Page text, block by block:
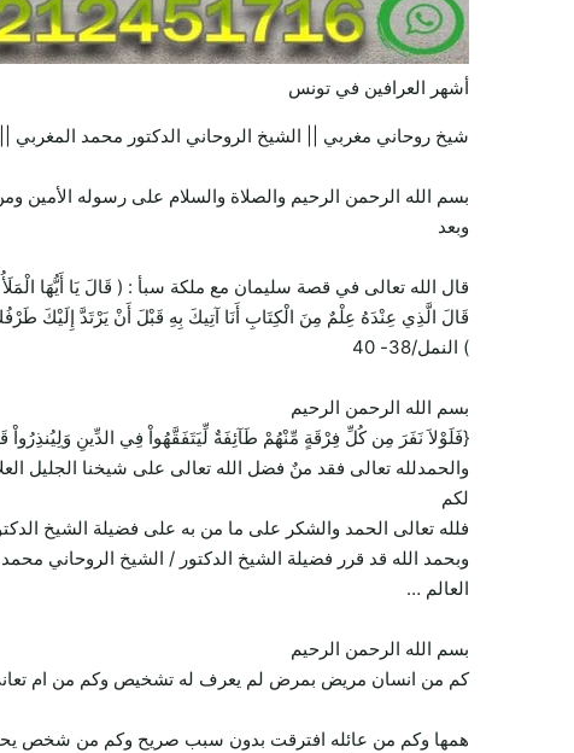
أشهر العرافين في تونس
شيخ روحاني مغربي || الشيخ الروحاني الدكتور محمد المغربي
بسم الله الرحمن الرحيم والصلاة والسلام على رسوله الأمين
وبعد
قال الله تعالى في قصة سليمان مع ملكة سبأ : ( قَالَ يَا أَيُّهَا
قَالَ الَّذِي عِنْدَهُ عِلْمٌ مِنَ الْكِتَابِ أَنَا آتِيكَ بِهِ قَبْلَ أَنْ يَرْتَدَّ إِلَيْكَ
) النمل/38- 40
بسم الله الرحمن الرحيم
{فَلَوْلاَ نَفَرَ مِن كُلِّ فِرْقَةٍ مِّنْهُمْ طَآئِفَةٌ لِّيَتَفَقَّهُواْ فِي الدِّينِ
والحمدلله تعالى فقد منٌ فضل الله تعالى على شيخنا الجليل
لكم
فلله تعالى الحمد والشكر على ما من به على فضيلة الشيخ
وبحمد الله قد قرر فضيلة الشيخ الدكتور / الشيخ الروحاني
العالم …
بسم الله الرحمن الرحيم
كم من انسان مريض بمرض لم يعرف له تشخيص وكم من ام تعاني
همها وكم من عائله افترقت بدون سبب صريح وكم من شخص